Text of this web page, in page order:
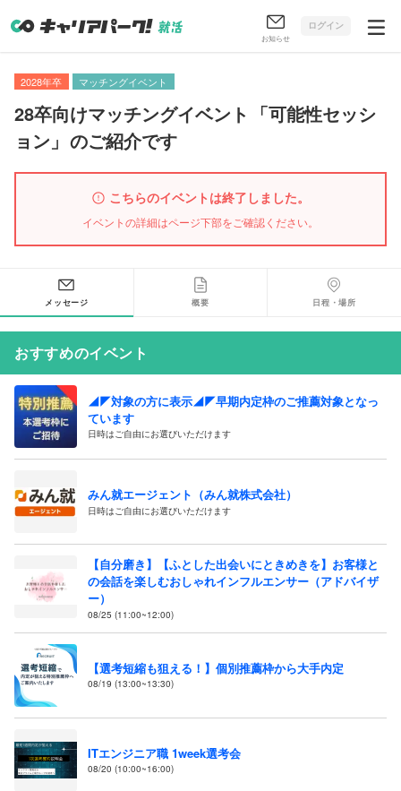
お知らせ
ログイン
2028年卒 マッチングイベント
28卒向けマッチングイベント 「可能性セッシ
ョン 」 のご紹介です
こちらのイベントは終了しました。
イベントの詳細はページ下部をご確認ください。
メッセージ 概要 日程・場所
おすすめのイベント
◢◤対象の方に表示◢◤早期内定枠のご推薦対象となっ
ています
日時はご自由にお選びいただけます
みん就エージェント（みん就株式会社）
日時はご自由にお選びいただけます
【自分磨き】【ふとした出会いにときめきを】お客様と
の会話を楽しむおしゃれインフルエンサー（アドバイザ
ー）
08/25 (11:00~12:00)
【選考短縮も狙える！】個別推薦枠から大手内定
08/19 (13:00~13:30)
ITエンジニア職 1week選考会
08/20 (10:00~16:00)